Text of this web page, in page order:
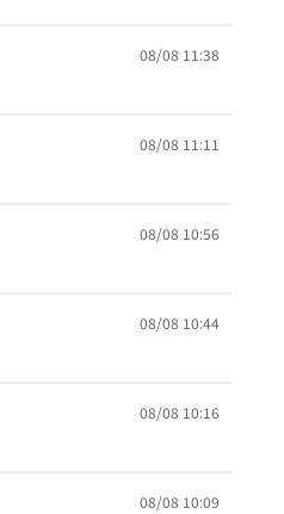
08/08 11:38
08/08 11:11
08/08 10:56
08/08 10:44
08/08 10:16
08/08 10:09